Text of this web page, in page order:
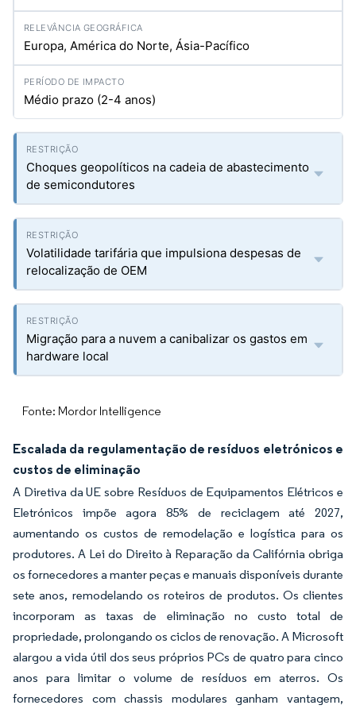
Europa, América do Norte, Ásia-Pacífico
Médio prazo (2-4 anos)
Choques geopolíticos na cadeia de abastecimento
de semicondutores
Volatilidade tarifária que impulsiona despesas de
relocalização de OEM
Migração para a nuvem a canibalizar os gastos em
hardware local
Fonte: Mordor Intelligence
Escalada da regulamentação de resíduos eletrónicos e
custos de eliminação
A Diretiva da UE sobre Resíduos de Equipamentos Elétricos e
Eletrónicos impõe agora 85% de reciclagem até 2027,
aumentando os custos de remodelação e logística para os
produtores. A Lei do Direito à Reparação da Califórnia obriga
os fornecedores a manter peças e manuais disponíveis durante
sete anos, remodelando os roteiros de produtos. Os clientes
incorporam as taxas de eliminação no custo total de
propriedade, prolongando os ciclos de renovação. A Microsoft
alargou a vida útil dos seus próprios PCs de quatro para cinco
anos para limitar o volume de resíduos em aterros. Os
fornecedores com chassis modulares ganham vantagem,